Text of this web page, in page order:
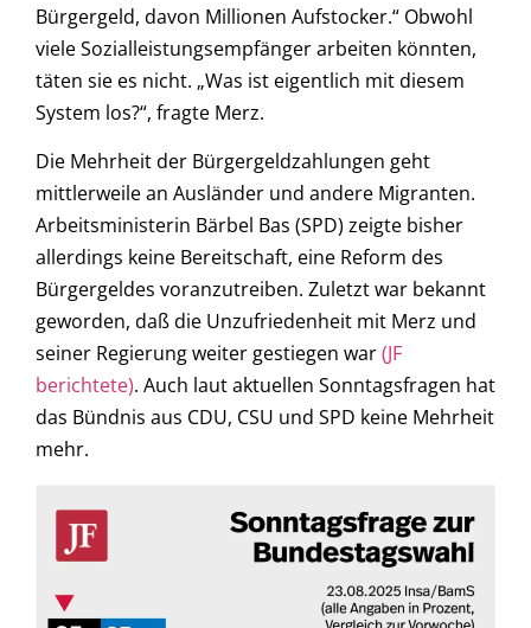
Bürgergeld, davon Millionen Aufstocker.“ Obwohl
viele Sozialleistungsempfänger arbeiten könnten,
täten sie es nicht. „Was ist eigentlich mit diesem
System los?“, fragte Merz.
Die Mehrheit der Bürgergeldzahlungen geht
mittlerweile an Ausländer und andere Migranten.
Arbeitsministerin Bärbel Bas (SPD) zeigte bisher
allerdings keine Bereitschaft, eine Reform des
Bürgergeldes voranzutreiben. Zuletzt war bekannt
geworden, daß die Unzufriedenheit mit Merz und
seiner Regierung weiter gestiegen war(JF
berichtete). Auch laut aktuellen Sonntagsfragen hat
das Bündnis aus CDU, CSU und SPD keine Mehrheit
mehr.